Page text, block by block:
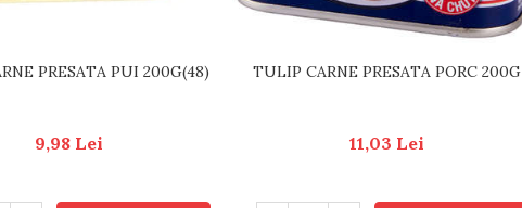
PRESATA PUI 200G(48)
9,98 Lei
TULIP CARNE PRESATA PORC 200G
11,03 Lei